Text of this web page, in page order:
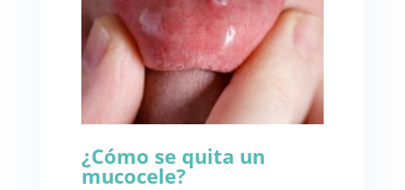
¿Cómo se quita un
mucocele?